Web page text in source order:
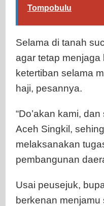
Tompobulu
Selama di tanah
agar tetap menjaga
ketertiban selama
haji, pesannya.
“Do’akan kami,
Aceh Singkil,
melaksanakan
pembangunan
Usai peusejuk,
berkenan